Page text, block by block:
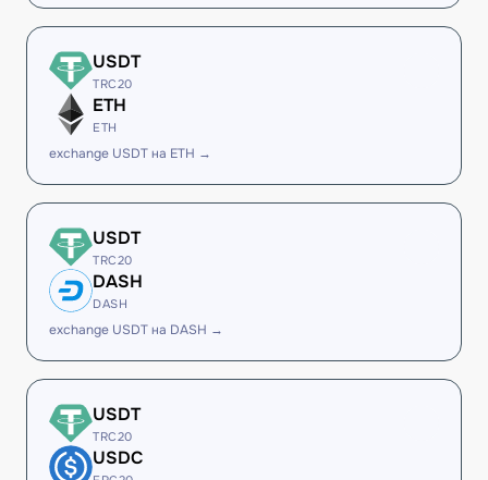
USDT
TRC20
ETH
ETH
exchange USDT на ETH →
USDT
TRC20
DASH
DASH
exchange USDT на DASH →
USDT
TRC20
USDC